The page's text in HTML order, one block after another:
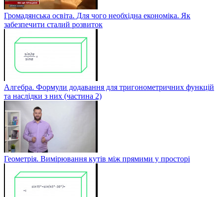
Громадянська освіта. Для чого необхідна економіка. Як
забезпечити сталий розвиток
Алгебра. Формули додавання для тригонометричних функцій
та наслідки з них (частина 2)
Геометрія. Вимірювання кутів між прямими у просторі